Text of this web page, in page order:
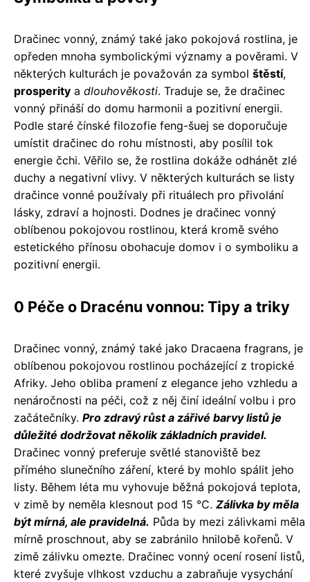
Dračinec vonný, známý také jako pokojová rostlina, je
opředen mnoha symbolickými významy a pověrami. V
některých kulturách je považován za symbol štěstí,
prosperity a dlouhověkosti. Traduje se, že dračinec
vonný přináší do domu harmonii a pozitivní energii.
Podle staré čínské filozofie feng-šuej se doporučuje
umístit dračinec do rohu místnosti, aby posílil tok
energie čchi. Věřilo se, že rostlina dokáže odhánět zlé
duchy a negativní vlivy. V některých kulturách se listy
dračince vonné používaly při rituálech pro přivolání
lásky, zdraví a hojnosti. Dodnes je dračinec vonný
oblíbenou pokojovou rostlinou, která kromě svého
estetického přínosu obohacuje domov i o symboliku a
pozitivní energii.
0 Péče o Dracénu vonnou: Tipy a triky
Dračinec vonný, známý také jako Dracaena fragrans, je
oblíbenou pokojovou rostlinou pocházející z tropické
Afriky. Jeho obliba pramení z elegance jeho vzhledu a
nenáročnosti na péči, což z něj činí ideální volbu i pro
začátečníky. Pro zdravý růst a zářivé barvy listů je
důležité dodržovat několik základních pravidel.
Dračinec vonný preferuje světlé stanoviště bez
přímého slunečního záření, které by mohlo spálit jeho
listy. Během léta mu vyhovuje běžná pokojová teplota,
v zimě by neměla klesnout pod 15 °C. Zálivka by měla
být mírná, ale pravidelná. Půda by mezi zálivkami měla
mírně proschnout, aby se zabránilo hnilobě kořenů. V
zimě zálivku omezte. Dračinec vonný ocení rosení listů,
které zvyšuje vlhkost vzduchu a zabraňuje vysychání